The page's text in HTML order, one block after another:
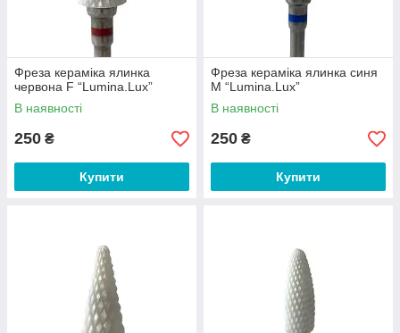
Фреза кераміка ялинка
червона F “Lumina.Lux”
В наявності
250 ₴
Купити
Фреза кераміка ялинка синя
М “Lumina.Lux”
В наявності
250 ₴
Купити